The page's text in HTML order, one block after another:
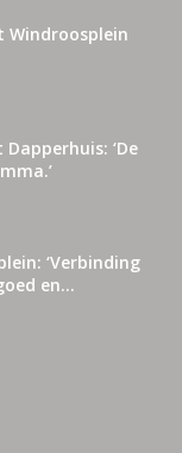
Windroosplein
‘De
‘Verbinding
en...